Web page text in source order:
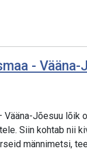
- Vääna-
Vääna-Jõesuu lõik
Siin kohtab nii
männimetsi,